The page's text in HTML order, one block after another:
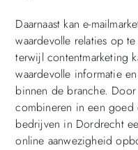
Daarnaast kan e-
waardevolle relaties op
terwijl contentmarketing
waardevolle informatie
binnen de branche.
combineren in een goed
bedrijven in Dordrecht
online aanwezigheid